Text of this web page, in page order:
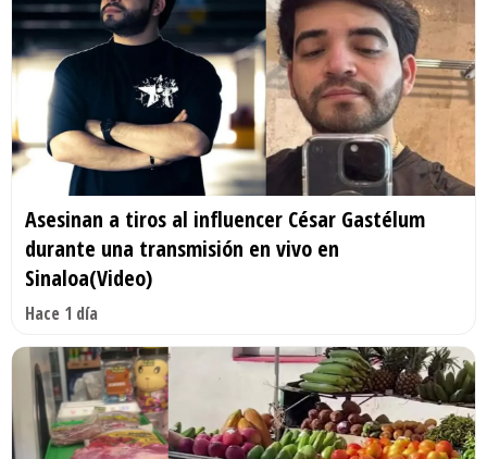
Asesinan a tiros al influencer César Gastélum
durante una transmisión en vivo en
Sinaloa(Video)
Hace 1 día